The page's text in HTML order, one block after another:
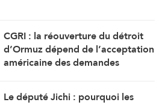
CGRI : la réouverture du détroit
d’Ormuz dépend de l’acceptation
américaine des demandes
Le député Jichi : pourquoi les